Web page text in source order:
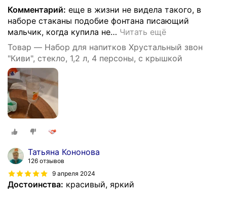
Комментарий: еще в жизни не видела такого, в
наборе стаканы подобие фонтана писающий
мальчик, когда купила не… Читать ещё
Товар — Набор для напитков Хрустальный звон
"Киви", стекло, 1,2 л, 4 персоны, с крышкой
Татьяна Кононова
126 отзывов
9 апреля 2024
Достоинства: красивый, яркий